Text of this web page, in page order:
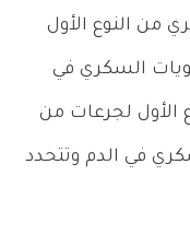
من النوع الأول
السكري في
الأول لجرعات من
في الدم وتتحدد